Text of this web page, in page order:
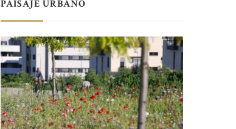
PAISAJE URBANO